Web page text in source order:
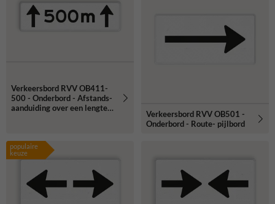
Verkeersbord RVV OB411-
500 - Onderbord - Afstands-
aanduiding over een lengte
Verkeersbord RVV OB501 -
Onderbord - Route- pijlbord
populaire
keuze